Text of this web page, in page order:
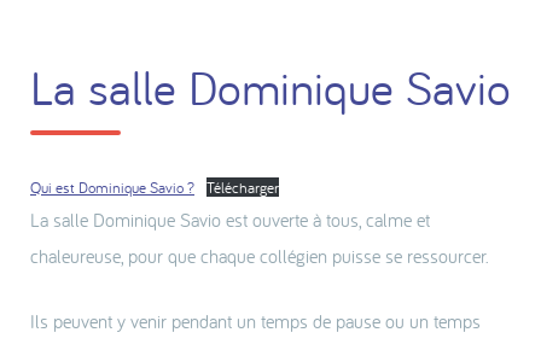
La salle Dominique Savio
Qui est Dominique Savio ? Télécharger
La salle Dominique Savio est ouverte à tous, calme et
chaleureuse, pour que chaque collégien puisse se ressourcer.
Ils peuvent y venir pendant un temps de pause ou un temps